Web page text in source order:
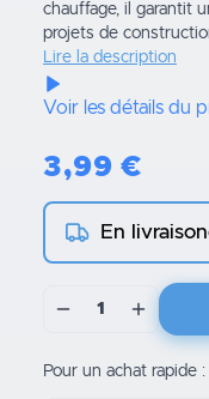
chauffage, il garantit
projets de
Lire la description
Voir les détails du
3,99 €
En livraison
1
Pour un achat rapide :